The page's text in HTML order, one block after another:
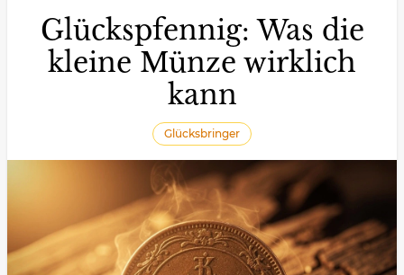
Glückspfennig: Was die
kleine Münze wirklich
kann
Glücksbringer